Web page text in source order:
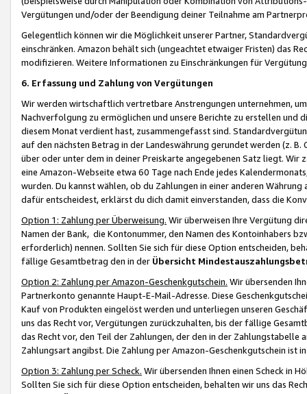
Vergütungen und/oder der Beendigung deiner Teilnahme am
Gelegentlich können wir die Möglichkeit unserer Partner,
einschränken. Amazon behält sich (ungeachtet etwaiger Fristen) das
modifizieren. Weitere Informationen zu Einschränkungen für
6. Erfassung und Zahlung von Vergütungen
Wir werden wirtschaftlich vertretbare Anstrengungen unternehmen,
Nachverfolgung zu ermöglichen und unsere Berichte zu erstellen und
diesem Monat verdient hast, zusammengefasst sind.
auf den nächsten Betrag in der Landeswährung gerundet werden (z.
über oder unter dem in deiner Preiskarte angegebenen Satz liegt.
eine Amazon-Webseite etwa 60 Tage nach Ende jedes
wurden. Du kannst wählen, ob du Zahlungen in einer anderen
dafür entscheidest, erklärst du dich damit einverstanden, dass die
Option 1: Zahlung per Überweisung. Wir überweisen Ihre Vergütung
Namen der Bank, die Kontonummer, den Namen des Kontoinhabers
erforderlich) nennen. Sollten Sie sich für diese Option entscheiden,
fällige Gesamtbetrag den in der Übersicht
Option 2: Zahlung per Amazon-Geschenkgutschein. Wir übersenden
Partnerkonto genannte Haupt-E-Mail-Adresse. Diese
Kauf von Produkten eingelöst werden und unterliegen unseren
uns das Recht vor, Vergütungen zurückzuhalten, bis der fällige
das Recht vor, den Teil der Zahlungen, der den in der
Zahlungsart angibst. Die Zahlung per Amazon-Geschenkgutschein ist
Option 3: Zahlung per Scheck. Wir übersenden Ihnen einen Scheck in
Sollten Sie sich für diese Option entscheiden, behalten wir uns das